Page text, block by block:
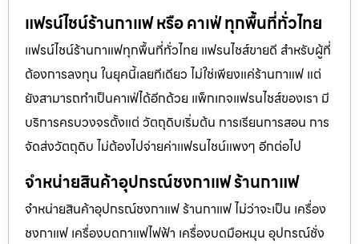
แฟรน์ไชน์ร้านกาแฟ หรือ คาเฟ่ ทุกพื้นที่ทั่วไทย
แฟรน์ไชน์ร้านกาแฟทุกพื้นที่ทั่วไทย แฟรนไชส์ขายดี สำหรับผู้ที่
ต้องการลงทุน ในยุคนี้เลยทีเดียว ไม่ใช่เพียงแค่ร้านกาแฟ แต่
ยังสามารถทำเป็นคาเฟ่ได้อีกด้วย แพ็กเกจแฟรนไชส์ของเรา มี
บริการครบวงจรตั้งแต่ วัตถุดิบเริ่มต้น การเรียนการสอน การ
จัดส่งวัตถุดิบ ไม่ต้องไปจ่ายค่าเเฟรนไชน์แพงๆ อีกต่อไป
จำหน่ายสินค้าอุปกรณ์ชงกาแฟ ร้านกาแฟ
จำหน่ายสินค้าอุปกรณ์ชงกาแฟ ร้านกาแฟ ไม่ว่าจะเป็น เครื่อง
ชงกาแฟ เครื่องบดกาแฟไฟฟ้า เครื่องบดมือหมุน อุปกรณ์ชั่ง